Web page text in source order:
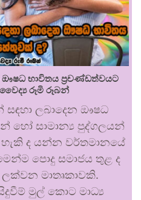
ඖෂධ භාවිතය ප්‍රචණ්ඩත්වයට
රූමි රූබන්
ලබාදෙන ඖෂධ
හෝ සාමාන්‍ය පුද්ගලයන්
ද යන්න වර්තමානයේ
පොදු සමාජය තුළ ද
මාතෘකාවකි.
මුල් කොට මාධ්‍ය